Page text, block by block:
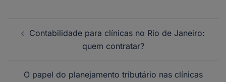
Contabilidade para clínicas no Rio de Janeiro:
quem contratar?
O papel do planejamento tributário nas clínicas